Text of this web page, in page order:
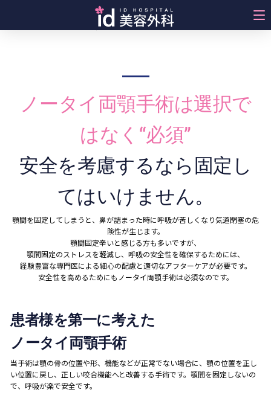
ノータイ両顎手術
ノータイ両顎手術は選択で
はなく“必須”
安全を考慮するなら固定し
てはいけません。
顎間を固定してしまうと、鼻が詰まった時に呼吸が苦しくなり気道閉塞の危
険性が生じます。
顎間固定辛いと感じる方も多いですが、
顎間固定のストレスを軽減し、呼吸の安全性を確保するためには、
経験豊富な専門医による細心の配慮と適切なアフターケアが必要です。
安全性を高めるためにもノータイ両顎手術は必須なのです。
患者様を第一に考えた
ノータイ両顎手術
当手術は顎の骨の位置や形、機能などが正常でない場合に、顎の位置を正し
い位置に戻し、正しい咬合機能へと改善する手術です。顎間を固定しないの
で、呼吸が楽で安全です。